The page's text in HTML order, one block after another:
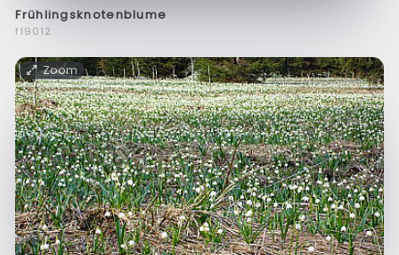
Frühlingsknotenblume
f19012
Zoom